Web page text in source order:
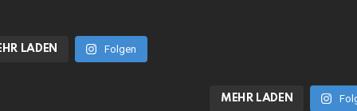
LADEN Folgen
MEHR LADEN